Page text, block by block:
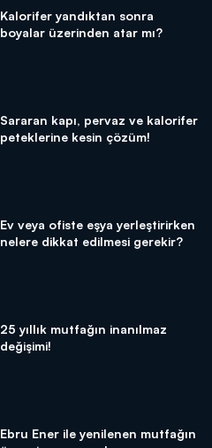
Kalorifer yandıktan sonra
boyalar üzerinden atar mı?
Sararan kapı, pervaz ve kalorifer
peteklerine kesin çözüm!
Ev veya ofiste eşya yerleştirirken
nelere dikkat edilmesi gerekir?
25 yıllık mutfağın inanılmaz
değişimi!
Ebru Ener ile yenilenen mutfağın